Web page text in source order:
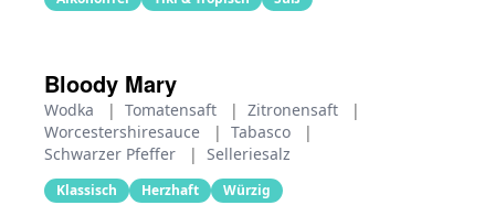
Bloody Mary
Wodka | Tomatensaft | Zitronensaft
|
Worcestershiresauce
| Tabasco
|
Schwarzer Pfeffer
| Selleriesalz
Klassisch Herzhaft Würzig